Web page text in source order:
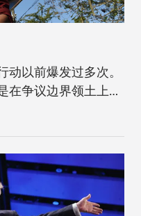
以前爆发过多次。
在争议边界领土上爆